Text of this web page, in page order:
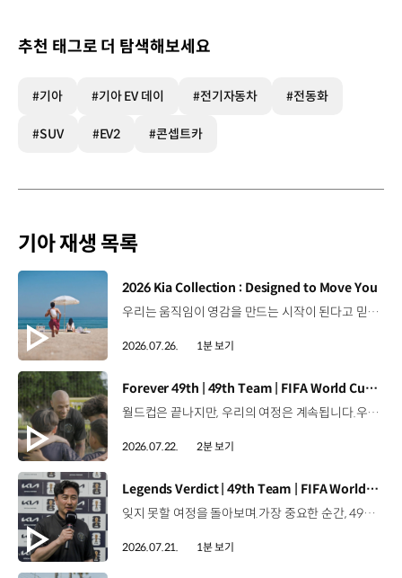
추천 태그로 더 탐색해보세요
#기아 #기아 EV 데이 #전기자동차 #전동화
#SUV #EV2 #콘셉트카
기아 재생 목록
[동영상]
2026 Kia Collection : Designed to Move You
우리는 움직임이 영감을 만드는 시작이 된다고 믿습니다. 기아만의 Movement로 당신의 일상에 영감을 더해줄 2026 Kia Collection을 만나보세요. Designed to move you. Kia Collection 자세히 보기 ▶ #Kia #기아 #KiaCollection #기아컬렉션 #Designedtomoveyou #lifestyle
2026.07.26. 1분 보기
[동영상]
Forever 49th | 49th Team | FIFA World Cup 2026™
월드컵은 끝나지만, 우리의 여정은 계속됩니다.우리는 영원한 49번째 팀입니다. 자세히 보기 ▶ #Kia #InspirationConnectsUsAll #49thTeam #OMBC #FIFAWorldCup2026 유튜브 쇼츠 보기 >
2026.07.22. 2분 보기
[동영상]
Legends Verdict | 49th Team | FIFA World Cup 2026™
잊지 못할 여정을 돌아보며.가장 중요한 순간, 49번째 팀이 공을 건네며 완벽하게 임무를 해낸 그 순간을 함께 돌아봅니다. 자세히 보기 ▶ #Kia #InspirationConnectsUsAll #49thTeam #OMBC #FIFAWorldCup2026 유튜브 쇼츠 보기 >
2026.07.21. 1분 보기